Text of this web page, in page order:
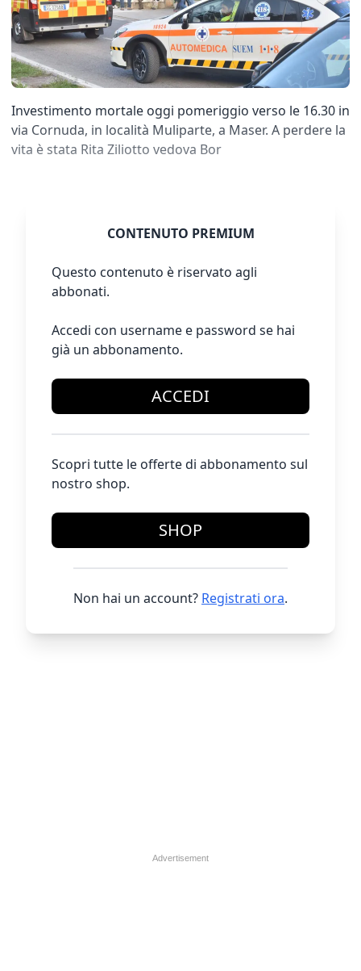
Investimento mortale oggi pomeriggio verso le 16.30 in
via Cornuda, in località Muliparte, a Maser. A perdere la
vita è stata Rita Ziliotto vedova Bor
CONTENUTO PREMIUM
Questo contenuto è riservato agli
abbonati.
Accedi con username e password se hai
già un abbonamento.
ACCEDI
Scopri tutte le offerte di abbonamento sul
nostro shop.
SHOP
Non hai un account? Registrati ora.